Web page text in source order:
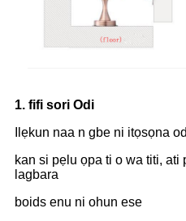
1. fifi sori Odi
Ilẹkun naa n gbe ni itọsọna
kan si pẹlu ọpa ti o wa titi,
lagbara
boids enu ni ohun ese